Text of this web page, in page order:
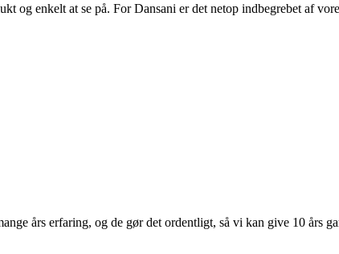
og enkelt at se på. For Dansani er det netop indbegrebet af
års erfaring, og de gør det ordentligt, så vi kan give 10 års